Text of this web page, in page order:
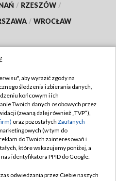
/ RZESZÓW /
/ WROCŁAW
TVP
TVP
prywatności
zgody
aby wyrazić zgody na
śledzenia i zbierania danych,
końcowym i ich
Twoich danych osobowych przez
(zwaną dalej również „TVP”),
oraz pozostałych Zaufanych
(w tym do
do Twoich zainteresowań i
które wskazujemy poniżej, a
identyfikatora PPID do Google.
odwiedzania przez Ciebie naszych